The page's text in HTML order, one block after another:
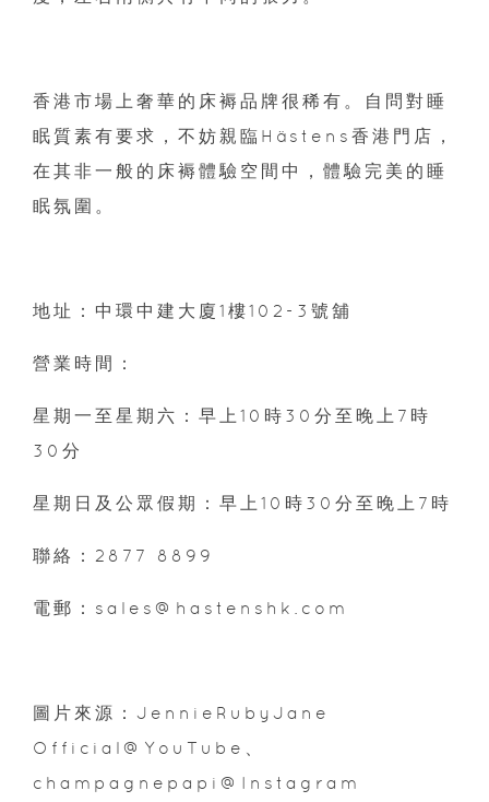
香港市場上奢華的床褥品牌很稀有。自問對睡
眠質素有要求，不妨親臨Hästens香港門店，
在其非一般的床褥體驗空間中，體驗完美的睡
眠氛圍。
地址：中環中建大廈1樓102-3號舖
營業時間：
星期一至星期六：早上10時30分至晚上7時
30分
星期日及公眾假期：早上10時30分至晚上7時
聯絡：2877 8899
電郵：sales@hastenshk.com
圖片來源：JennieRubyJane
Official@YouTube、
champagnepapi@Instagram